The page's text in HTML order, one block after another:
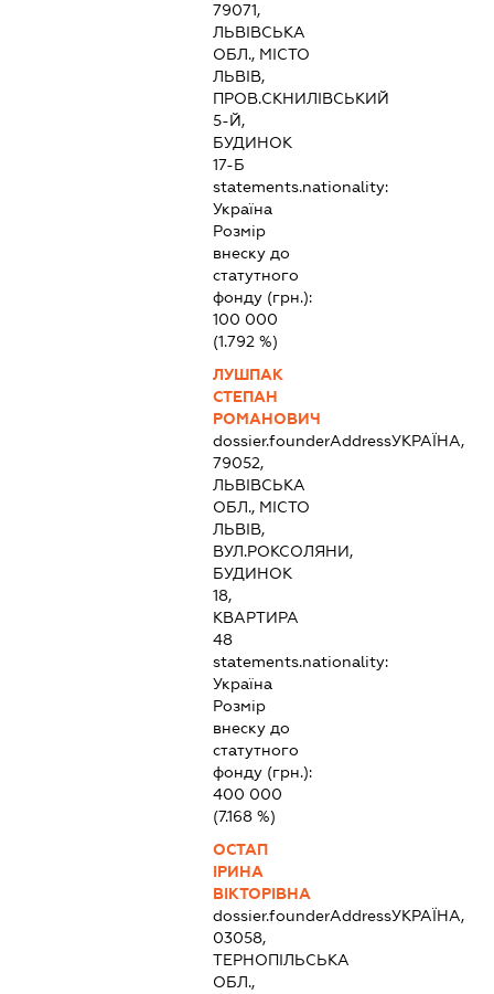
79071,
ЛЬВІВСЬКА
ОБЛ., МІСТО
ЛЬВІВ,
ПРОВ.СКНИЛІВСЬКИЙ
5-Й,
БУДИНОК
17-Б
statements.nationality:
Україна
Розмір
внеску до
статутного
фонду (грн.):
100 000
(1.792 %)
ЛУШПАК
СТЕПАН
РОМАНОВИЧ
dossier.founderAddressУКРАЇНА,
79052,
ЛЬВІВСЬКА
ОБЛ., МІСТО
ЛЬВІВ,
ВУЛ.РОКСОЛЯНИ,
БУДИНОК
18,
КВАРТИРА
48
statements.nationality:
Україна
Розмір
внеску до
статутного
фонду (грн.):
400 000
(7.168 %)
ОСТАП
ІРИНА
ВІКТОРІВНА
dossier.founderAddressУКРАЇНА,
03058,
ТЕРНОПІЛЬСЬКА
ОБЛ.,